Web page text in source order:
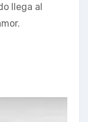
llega al